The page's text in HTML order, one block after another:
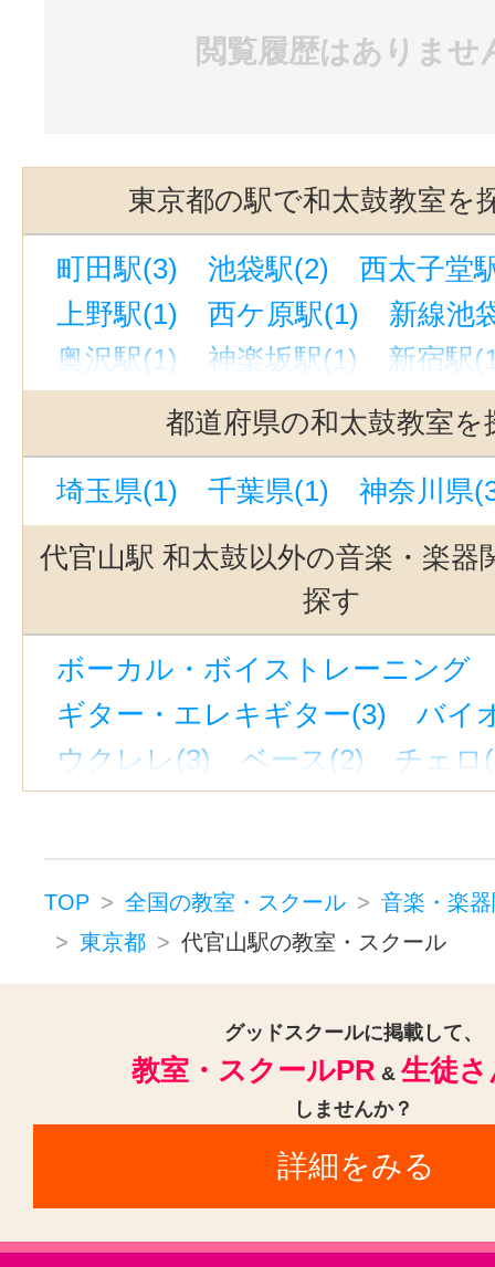
閲覧履歴はありませ
東京都の駅で和太鼓教室を
町田駅(3) 池袋駅(2)
西太子堂
上野駅(1)
西ケ原駅(1)
新線池
奥沢駅(1)
神楽坂駅(1)
新宿駅
下北沢駅(1)
若林駅(東京)(1)
東京駅(1)
緑が丘駅(東京)(1)
有楽町駅(1)
池ノ上駅(1)
恵比
上野御徒町駅(1)
渋谷駅(1)
九
浅草駅(東武)（メトロ）（都営）
銀座駅(1)
東北沢駅(1)
中目黒
三軒茶屋駅(1)
神泉駅(1)
駒込
銀座一丁目駅(1)
世田谷代田駅
飯田橋駅(1)
立川駅(1)
駒沢大
自由が丘駅(東京)(1)
茗荷谷駅(1)
立川南駅(1)
都道府県の和太鼓教室を
埼玉県(1) 千葉県(1)
神奈川県
代官山駅 和太鼓以外の音楽・楽器
探す
ボーカル・ボイストレーニング
ギター・エレキギター(3)
バイ
ウクレレ(3)
ベース(2)
チェロ
ジャズピアノ(1)
キーボード・
ドラム(3)
パーカッション(1)
ハーモニカ(1)
トロンボーン(2)
チューバ(1)
フルート(3)
サッ
トランペット(3)
クラリネット
ゴスペル(1)
ジャズ(1)
民族楽
二胡(3)
三味線(3)
沖縄三線(3)
ホルン(2)
音楽・楽器その他(3)
TOP 全国の教室・スクール
音楽・楽
東京都
代官山駅の教室・スクール
グッドスクールに掲載して、
教室・スクールPR & 生徒
しませんか？
詳細をみる